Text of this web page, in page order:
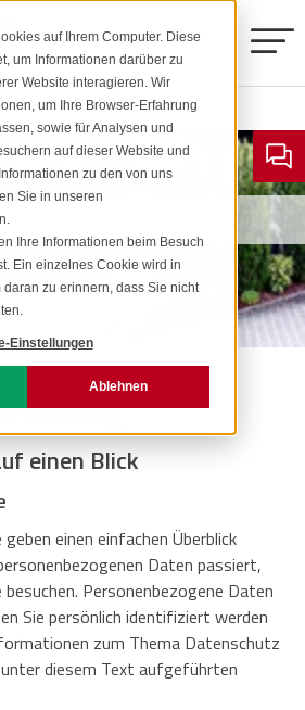
auf Ihrem Computer. Diese
um Informationen darüber zu
Website interagieren. Wir
um Ihre Browser-Erfahrung
sowie für Analysen und
auf dieser Website und
zu den von uns
Sie in unseren
Ihre Informationen beim Besuch
Ein einzelnes Cookie wird in
daran zu erinnern, dass Sie nicht
Einstellungen
Ablehnen
5-9 Tonnen
18 Tonnen
10-18 Tonnen
9-18 Tonnen
Tonnen
einen Blick
einen einfachen Überblick
Daten passiert,
Personenbezogene Daten
Sie persönlich identifiziert werden
zum Thema Datenschutz
diesem Text aufgeführten